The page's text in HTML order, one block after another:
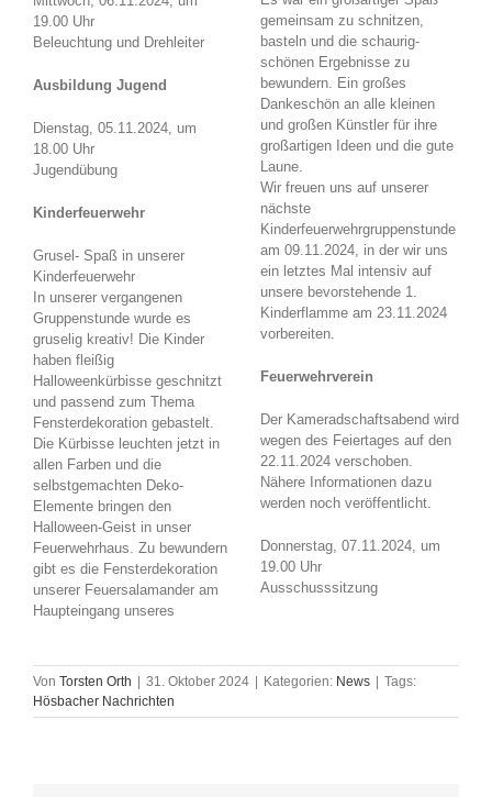
19.00 Uhr
Beleuchtung und Drehleiter
Ausbildung Jugend
Dienstag, 05.11.2024, um
18.00 Uhr
Jugendübung
Kinderfeuerwehr
Grusel- Spaß in unserer
Kinderfeuerwehr
In unserer vergangenen
Gruppenstunde wurde es
gruselig kreativ! Die Kinder
haben fleißig
Halloweenkürbisse geschnitzt
und passend zum Thema
Fensterdekoration gebastelt.
Die Kürbisse leuchten jetzt in
allen Farben und die
selbstgemachten Deko-
Elemente bringen den
Halloween-Geist in unser
Feuerwehrhaus. Zu bewundern
gibt es die Fensterdekoration
unserer Feuersalamander am
Haupteingang unseres
gemeinsam zu schnitzen,
basteln und die schaurig-
schönen Ergebnisse zu
bewundern. Ein großes
Dankeschön an alle kleinen
und großen Künstler für ihre
großartigen Ideen und die gute
Laune.
Wir freuen uns auf unserer
nächste
Kinderfeuerwehrgruppenstunde
am 09.11.2024, in der wir uns
ein letztes Mal intensiv auf
unsere bevorstehende 1.
Kinderflamme am 23.11.2024
vorbereiten.
Feuerwehrverein
Der Kameradschaftsabend wird
wegen des Feiertages auf den
22.11.2024 verschoben.
Nähere Informationen dazu
werden noch veröffentlicht.
Donnerstag, 07.11.2024, um
19.00 Uhr
Ausschusssitzung
Von Torsten Orth | 31. Oktober 2024 | Kategorien: News | Tags:
Hösbacher Nachrichten